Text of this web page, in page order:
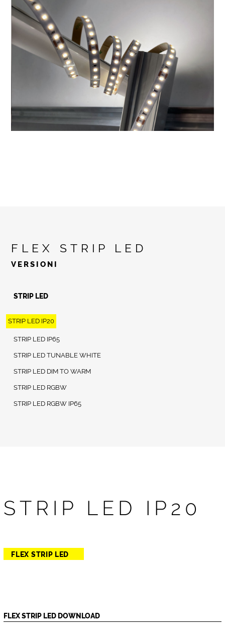
FLEX STRIP LED
VERSIONI
STRIP LED
STRIP LED IP20
STRIP LED IP65
STRIP LED TUNABLE WHITE
STRIP LED DIM TO WARM
STRIP LED RGBW
STRIP LED RGBW IP65
STRIP LED IP20
FLEX STRIP LED
FLEX STRIP LED DOWNLOAD